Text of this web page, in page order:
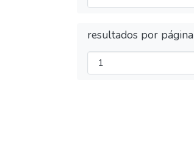
resultados por página